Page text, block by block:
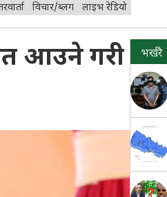
विचार/ब्लग लाइभ रेडियो
आउने गरी
भर्खरै